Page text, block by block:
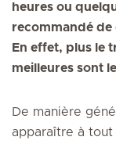
heures ou
recommandé de
En effet, plus le
meilleures sont
De manière
apparaître à tout